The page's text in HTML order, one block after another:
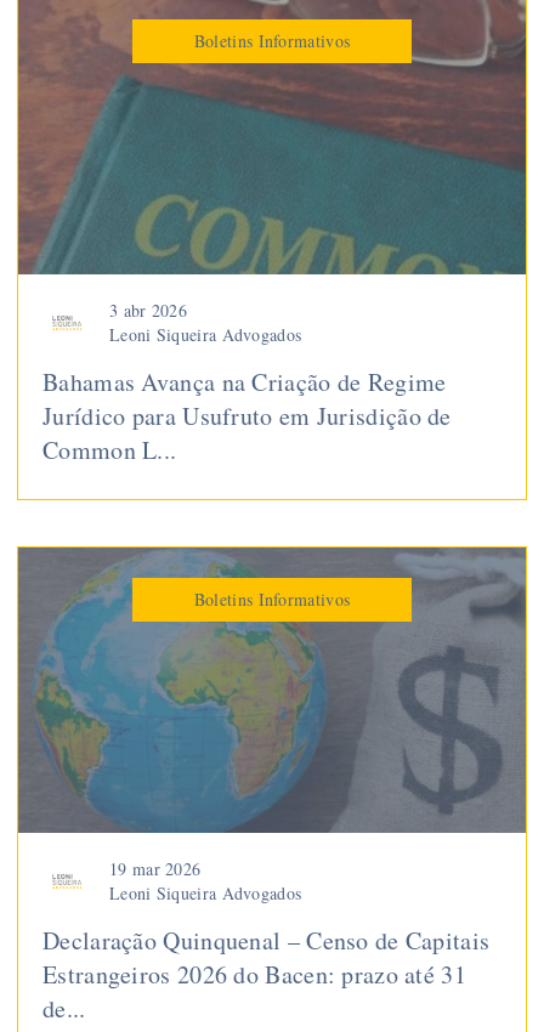
Boletins Informativos
3 abr 2026
Leoni Siqueira Advogados
Bahamas Avança na Criação de Regime
Jurídico para Usufruto em Jurisdição de
Common L...
Boletins Informativos
19 mar 2026
Leoni Siqueira Advogados
Declaração Quinquenal – Censo de Capitais
Estrangeiros 2026 do Bacen: prazo até 31
de...